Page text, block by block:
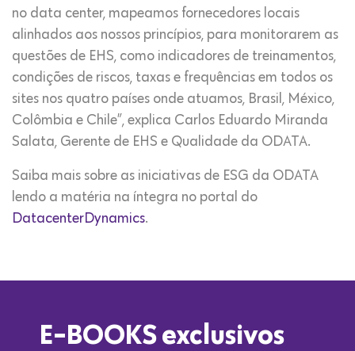
no data center, mapeamos fornecedores locais
alinhados aos nossos princípios, para monitorarem as
questões de EHS, como indicadores de treinamentos,
condições de riscos, taxas e frequências em todos os
sites nos quatro países onde atuamos, Brasil, México,
Colômbia e Chile”, explica Carlos Eduardo Miranda
Salata, Gerente de EHS e Qualidade da ODATA.
Saiba mais sobre as iniciativas de ESG da ODATA
lendo a matéria na íntegra no portal do
DatacenterDynamics.
E-BOOKS exclusivos